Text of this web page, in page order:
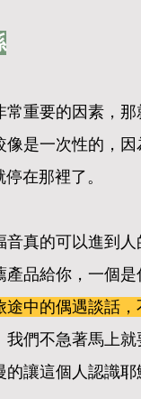
常重要的因素，
是一次性的，
在那裡了。
真的可以進到
品給你，一個
途中的偶遇談話
們不急著馬上
讓這個人認識